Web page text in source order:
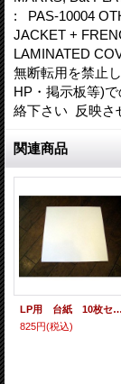
: PAS-10004
JACKET +
LAMINATED
無断転用を禁止
HP・掲示板等)
絡下さい 反映さ
関連商品
LP用 台紙 10枚セット
825円(税込)